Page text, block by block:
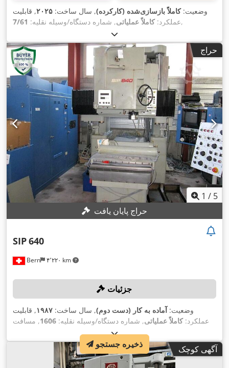
وضعیت:کاملاً بازسازی‌شده (کارکرده), سال ساخت: ۲۰۲۵, قابلیت
عملکرد:کاملاً عملیاتی, شماره دستگاه/وسیله نقلیه: 7/61 ,
حراج
1 / 5
حراج پایان یافت
Bern ۴٬۲۲۰ km
SIP640
جزئیات
وضعیت:آماده به کار (دست دوم), سال ساخت: ۱۹۸۷, قابلیت
عملکرد:کاملاً عملیاتی, شماره دستگاه/وسیله نقلیه: 1606, مسافت
میلی‌متر, مسافت حرکت محور Z: ۷۸۰ میلی‌متر, مدل کنترلر:GE
, عمق حفاری:۶۰ میلی‌متر , آگهی کوچک ذخیره جستجو